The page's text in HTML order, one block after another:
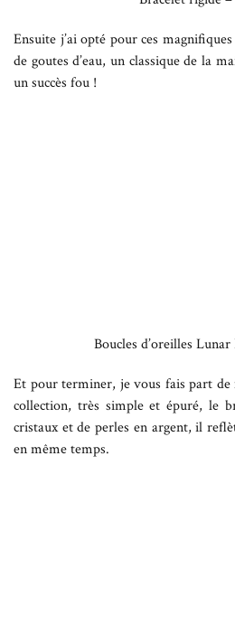
Ensuite j’ai opté pour ces
de goutes d’eau, un classique de la
un succès fou !
Boucles d’oreilles
Et pour terminer, je vous fais part
collection, très simple et épuré, le
cristaux et de perles en argent, il
en même temps.